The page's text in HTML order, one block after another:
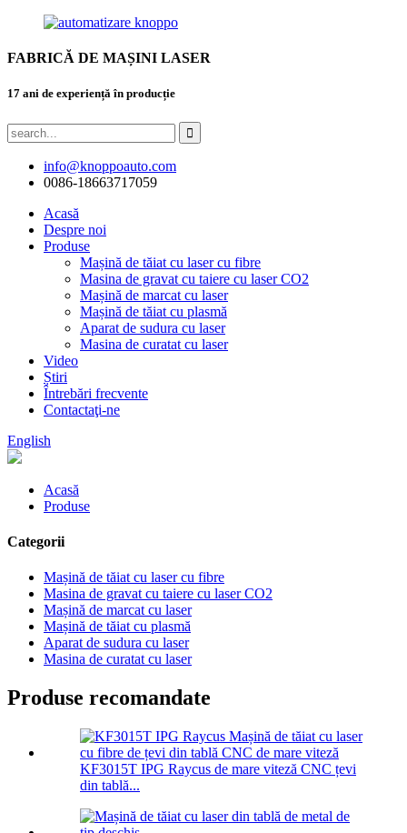
FABRICĂ DE MAȘINI LASER
17 ani de experiență în producție
info@knoppoauto.com
0086-18663717059
Acasă
Despre noi
Produse
Mașină de tăiat cu laser cu fibre
Masina de gravat cu taiere cu laser CO2
Mașină de marcat cu laser
Mașină de tăiat cu plasmă
Aparat de sudura cu laser
Masina de curatat cu laser
Video
Știri
Întrebări frecvente
Contactaţi-ne
English
Acasă
Produse
Categorii
Mașină de tăiat cu laser cu fibre
Masina de gravat cu taiere cu laser CO2
Mașină de marcat cu laser
Mașină de tăiat cu plasmă
Aparat de sudura cu laser
Masina de curatat cu laser
Produse recomandate
KF3015T IPG Raycus de mare viteză CNC țevi
din tablă...